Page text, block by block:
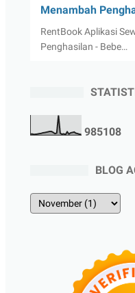
Menambah
RentBook Aplikasi
Penghasilan - Bebe…
985108
BLOG